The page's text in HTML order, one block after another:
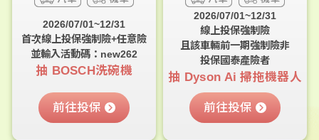
2026/07/01~12/31
首次線上投保強制險+任意險
並輸入活動碼：new262
抽 BOSCH洗碗機
前往投保
2026/07/01~12/31
線上投保強制險
且該車輛前一期強制險非
投保國泰產險者
抽 Dyson Ai 掃拖機器人
前往投保